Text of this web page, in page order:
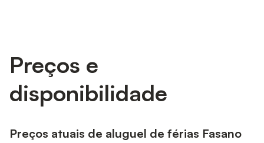
Preços e
disponibilidade
Preços atuais de aluguel de férias Fasano